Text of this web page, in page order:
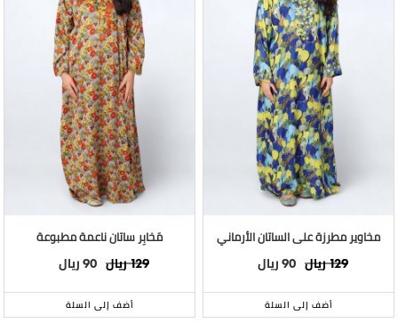
مخاوير مطرزة على الساتان الأرماني
ريال129 ريال 90
أضف إلى السلة
مَخابِر ساتان ناعمة مطبوعة
ريال129 ريال 90
أضف إلى السلة